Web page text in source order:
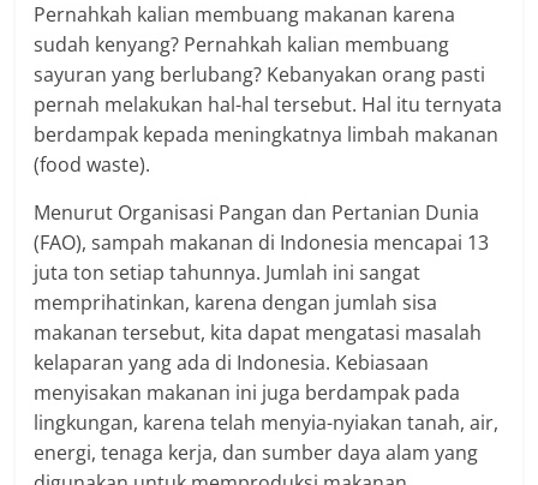
Pernahkah kalian membuang makanan karena
sudah kenyang? Pernahkah kalian membuang
sayuran yang berlubang? Kebanyakan orang pasti
pernah melakukan hal-hal tersebut. Hal itu ternyata
berdampak kepada meningkatnya limbah makanan
(food waste).
Menurut Organisasi Pangan dan Pertanian Dunia
(FAO), sampah makanan di Indonesia mencapai 13
juta ton setiap tahunnya. Jumlah ini sangat
memprihatinkan, karena dengan jumlah sisa
makanan tersebut, kita dapat mengatasi masalah
kelaparan yang ada di Indonesia. Kebiasaan
menyisakan makanan ini juga berdampak pada
lingkungan, karena telah menyia-nyiakan tanah, air,
energi, tenaga kerja, dan sumber daya alam yang